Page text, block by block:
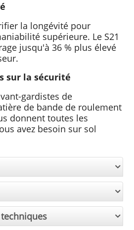
la longévité pour
supérieure. Le S21
jusqu'à 36 % plus élevé
sur la sécurité
gardistes de
de bande de roulement
donnent toutes les
avez besoin sur sol